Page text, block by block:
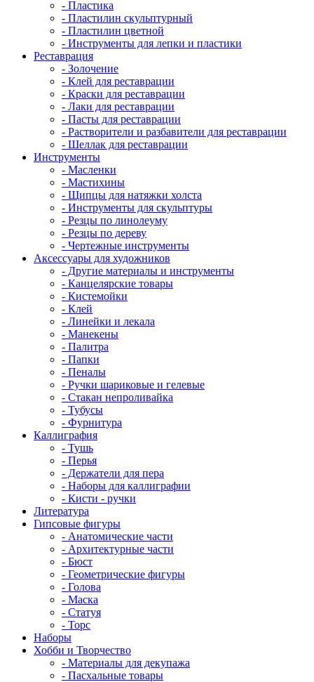
- Пластика
- Пластилин скульптурный
- Пластилин цветной
- Инструменты для лепки и пластики
Реставрация
- Золочение
- Клей для реставрации
- Краски для реставрации
- Лаки для реставрации
- Пасты для реставрации
- Растворители и разбавители для реставрации
- Шеллак для реставрации
Инструменты
- Масленки
- Мастихины
- Щипцы для натяжки холста
- Инструменты для скульптуры
- Резцы по линолеуму
- Резцы по дереву
- Чертежные инструменты
Аксессуары для художников
- Другие материалы и инструменты
- Канцелярские товары
- Кистемойки
- Клей
- Линейки и лекала
- Манекены
- Палитра
- Папки
- Пеналы
- Ручки шариковые и гелевые
- Стакан непроливайка
- Тубусы
- Фурнитура
Каллиграфия
- Тушь
- Перья
- Держатели для пера
- Наборы для каллиграфии
- Кисти - ручки
Литература
Гипсовые фигуры
- Анатомические части
- Архитектурные части
- Бюст
- Геометрические фигуры
- Голова
- Маска
- Статуя
- Торс
Наборы
Хобби и Творчество
- Материалы для декупажа
- Пасхальные товары